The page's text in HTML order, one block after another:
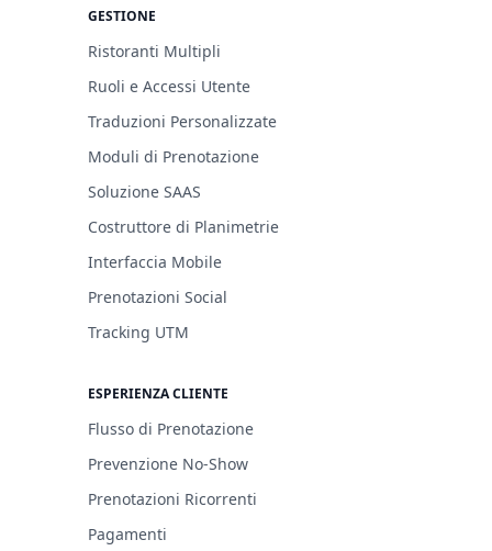
GESTIONE
Ristoranti Multipli
Ruoli e Accessi Utente
Traduzioni Personalizzate
Moduli di Prenotazione
Soluzione SAAS
Costruttore di Planimetrie
Interfaccia Mobile
Prenotazioni Social
Tracking UTM
ESPERIENZA CLIENTE
Flusso di Prenotazione
Prevenzione No-Show
Prenotazioni Ricorrenti
Pagamenti